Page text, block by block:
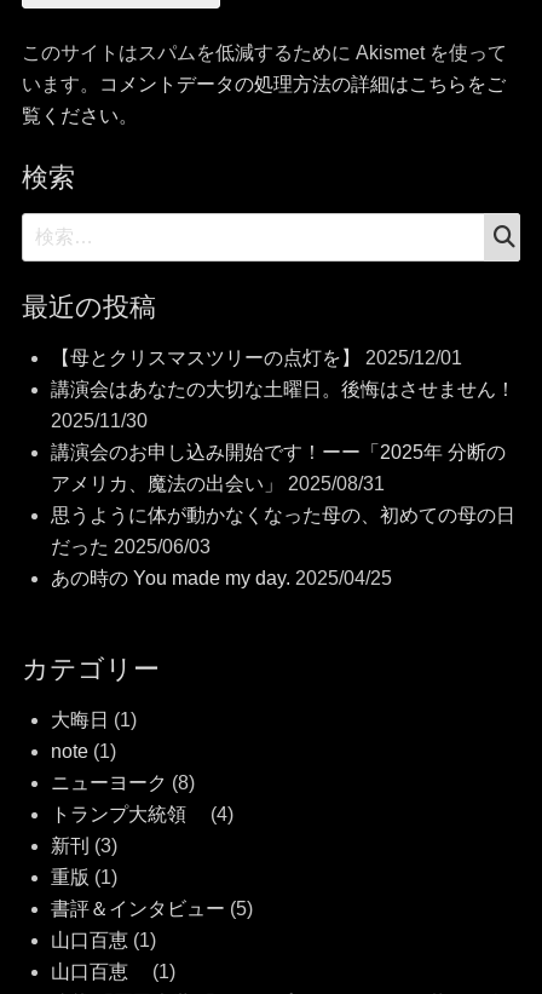
このサイトはスパムを低減するために Akismet を使って
います。
コメントデータの処理方法の詳細はこちらをご
覧ください。
検索
検
索:
最近の投稿
【母とクリスマスツリーの点灯を】
2025/12/01
講演会はあなたの大切な土曜日。後悔はさせません！
2025/11/30
講演会のお申し込み開始です！ーー「2025年 分断の
アメリカ、魔法の出会い」
2025/08/31
思うように体が動かなくなった母の、初めての母の日
だった 2025/06/03
あの時の You made my day. 2025/04/25
カテゴリー
大晦日 (1)
note(1)
ニューヨーク (8)
トランプ大統領
(4)
新刊 (3)
重版 (1)
書評＆インタビュー (5)
山口百恵(1)
山口百恵
(1)